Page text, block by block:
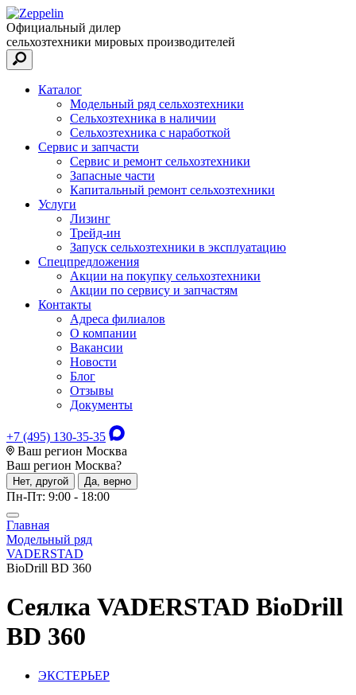
Официальный дилер
сельхозтехники мировых производителей
Каталог
Модельный ряд сельхозтехники
Сельхозтехника в наличии
Сельхозтехника с наработкой
Сервис и запчасти
Сервис и ремонт сельхозтехники
Запасные части
Капитальный ремонт сельхозтехники
Услуги
Лизинг
Трейд-ин
Запуск сельхозтехники в эксплуатацию
Спецпредложения
Акции на покупку сельхозтехники
Акции по сервису и запчастям
Контакты
Адреса филиалов
О компании
Вакансии
Новости
Блог
Отзывы
Документы
+7 (495) 130-35-35
Ваш регион Москва
Ваш регион Москва?
Нет, другой Да, верно
Пн-Пт: 9:00 - 18:00
Главная
Модельный ряд
VADERSTAD
BioDrill BD 360
Сеялка VADERSTAD BioDrill
BD 360
ЭКСТЕРЬЕР